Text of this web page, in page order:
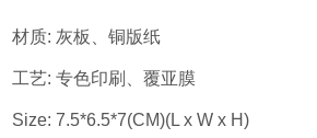
材质: 灰板、铜版纸
工艺: 专色印刷、覆亚膜
Size: 7.5*6.5*7(CM)(L x W x H)